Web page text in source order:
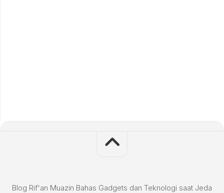
Blog Rif'an Muazin Bahas Gadgets dan Teknologi saat Jeda